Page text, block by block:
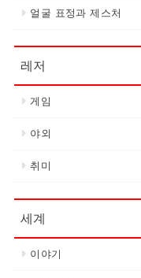
얼굴 표정과 제스처
레저
게임
야외
취미
세계
이야기